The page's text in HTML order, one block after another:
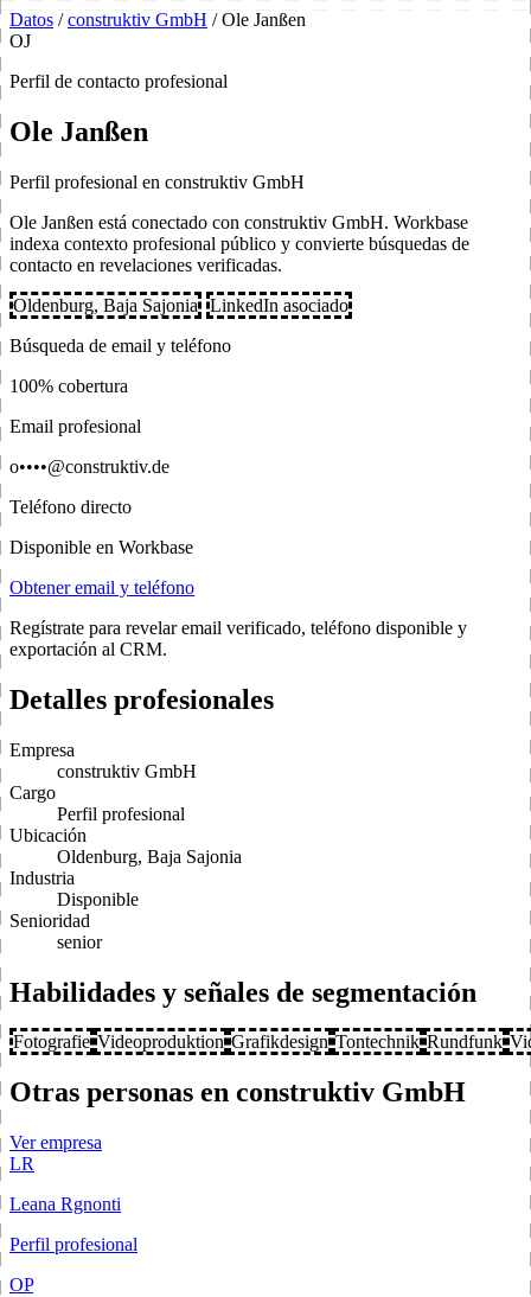
Datos / construktiv GmbH / Ole Janßen
OJ
Perfil de contacto profesional
Ole Janßen
Perfil profesional en construktiv GmbH
Ole Janßen está conectado con construktiv GmbH. Workbase
indexa contexto profesional público y convierte búsquedas de
contacto en revelaciones verificadas.
Oldenburg, Baja Sajonia
LinkedIn asociado
Búsqueda de email y teléfono
100% cobertura
Email profesional
o••••@construktiv.de
Teléfono directo
Disponible en Workbase
Obtener email y teléfono
Regístrate para revelar email verificado, teléfono disponible y
exportación al CRM.
Detalles profesionales
Empresa
construktiv GmbH
Cargo
Perfil profesional
Ubicación
Oldenburg, Baja Sajonia
Industria
Disponible
Senioridad
senior
Habilidades y señales de segmentación
Fotografie Videoproduktion Grafikdesign Tontechnik Rundfunk
Otras personas en construktiv GmbH
Ver empresa
LR
Leana Rgnonti
Perfil profesional
OP